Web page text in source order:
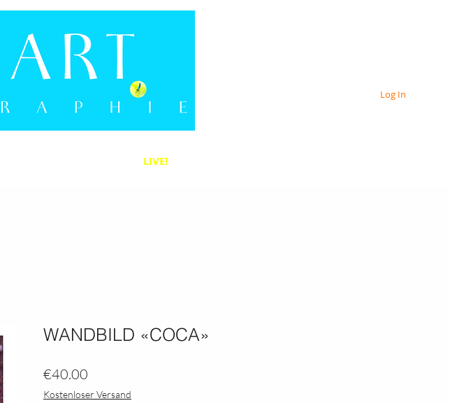
LIVE!
Log In
WANDBILD «COCA»
€40.00
Kostenloser Versand